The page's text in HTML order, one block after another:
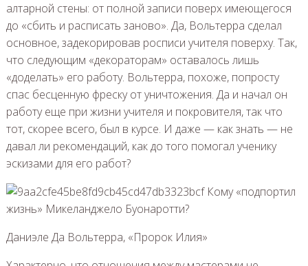
алтарной стены: от полной записи поверх имеющегося
до «сбить и расписать заново». Да, Вольтерра сделал
основное, задекорировав росписи учителя поверху. Так,
что следующим «декораторам» оставалось лишь
«доделать» его работу. Вольтерра, похоже, попросту
спас бесценную фреску от уничтожения. Да и начал он
работу еще при жизни учителя и покровителя, так что
тот, скорее всего, был в курсе. И даже — как знать — не
давал ли рекомендаций, как до того помогал ученику
эскизами для его работ?
Даниэле Да Вольтерра, «Пророк Илия»